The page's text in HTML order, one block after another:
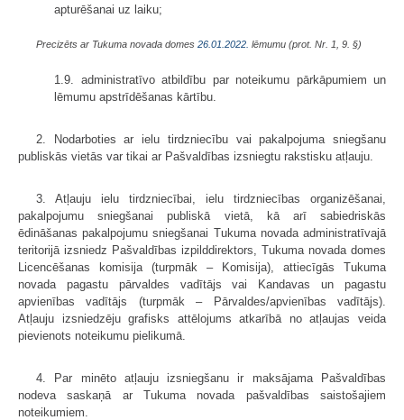
apturēšanai uz laiku;
Precizēts ar Tukuma novada domes 26.01.2022. lēmumu (prot. Nr. 1, 9. §)
1.9. administratīvo atbildību par noteikumu pārkāpumiem un
lēmumu apstrīdēšanas kārtību.
2. Nodarboties ar ielu tirdzniecību vai pakalpojuma sniegšanu
publiskās vietās var tikai ar Pašvaldības izsniegtu rakstisku atļauju.
3. Atļauju ielu tirdzniecībai, ielu tirdzniecības organizēšanai,
pakalpojumu sniegšanai publiskā vietā, kā arī sabiedriskās
ēdināšanas pakalpojumu sniegšanai Tukuma novada administratīvajā
teritorijā izsniedz Pašvaldības izpilddirektors, Tukuma novada domes
Licencēšanas komisija (turpmāk – Komisija), attiecīgās Tukuma
novada pagastu pārvaldes vadītājs vai Kandavas un pagastu
apvienības vadītājs (turpmāk – Pārvaldes/apvienības vadītājs).
Atļauju izsniedzēju grafisks attēlojums atkarībā no atļaujas veida
pievienots noteikumu pielikumā.
4. Par minēto atļauju izsniegšanu ir maksājama Pašvaldības
nodeva saskaņā ar Tukuma novada pašvaldības saistošajiem
noteikumiem.